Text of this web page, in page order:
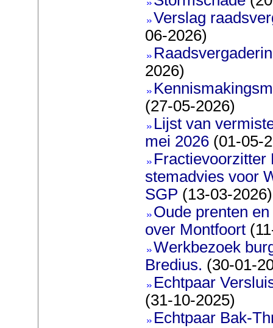
Verslag
06-2026)
2026)
(27-05-2026)
Lijst van
mei 2026 (01-05-
Fractievoorzitter
stemadvies voor
SGP (13-03-2026)
Oude prenten
over Montfoort
Werkbezoek
Bredius. (30-01-
Echtpaar
(31-10-2025)
Echtpaar Bak-